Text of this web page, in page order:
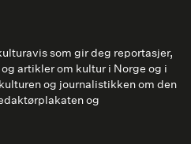
som gir deg reportasjer,
artikler om kultur i Norge og i
og journalistikken om den
og